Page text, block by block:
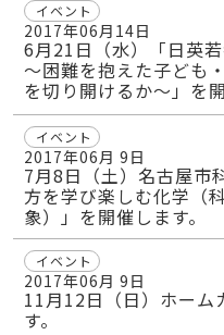
イベント
2017年06月14日
6月21日（水）「日英
～困難を抱えた子ども
を切り開けるか～」を
イベント
2017年06月 9日
7月8日（土）名古屋市
方を学び楽しむ化学（
象）」を開催します。
イベント
2017年06月 9日
11月12日（日）ホーム
す。